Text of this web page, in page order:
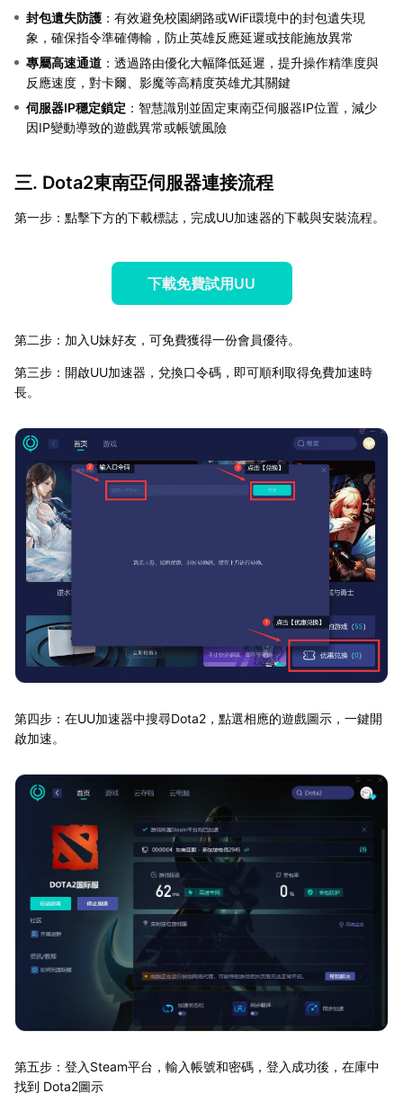
封包遺失防護 ：有效避免校園網路或WiFi環境中的封包遺失現
象，確保指令準確傳輸，防止英雄反應延遲或技能施放異常
專屬高速通道 ：透過路由優化大幅降低延遲，提升操作精準度與
反應速度，對卡爾、影魔等高精度英雄尤其關鍵
伺服器IP穩定鎖定 ：智慧識別並固定東南亞伺服器IP位置，減少
因IP變動導致的遊戲異常或帳號風險
三. Dota2東南亞伺服器連接流程
第一步：點擊下方的下載標誌，完成UU加速器的下載與安裝流程。
下載免費試用UU
第二步：加入U妹好友，可免費獲得一份會員優待。
第三步：開啟UU加速器，兌換口令碼，即可順利取得免費加速時
長。
第四步：在UU加速器中搜尋Dota2，點選相應的遊戲圖示，一鍵開
啟加速。
第五步：登入Steam平台，輸入帳號和密碼，登入成功後，在庫中
找到 Dota2圖示